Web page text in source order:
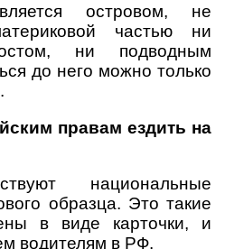
островом, не
частью ни
ни подводным
до него можно только
правам ездить на
национальные
образца. Это такие
в виде карточки, и
водителям в РФ.